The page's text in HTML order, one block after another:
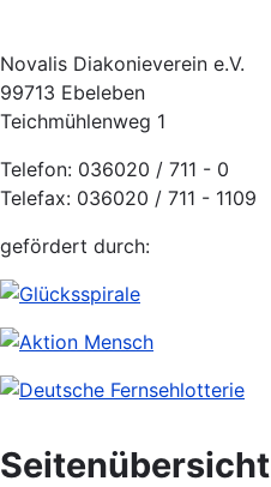
Novalis Diakonieverein e.V.
99713 Ebeleben
Teichmühlenweg 1
Telefon: 036020 / 711 - 0
Telefax: 036020 / 711 - 1109
gefördert durch:
Seitenübersicht